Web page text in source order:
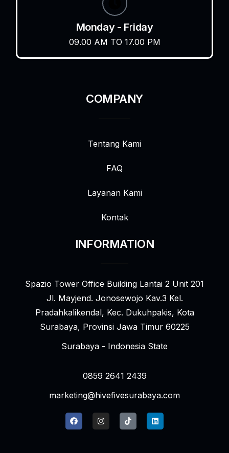
Monday - Friday
09.00 AM TO 17.00 PM
COMPANY
Tentang Kami
FAQ
Layanan Kami
Kontak
INFORMATION
Spazio Tower Office Building Lantai 2 Unit 201
Jl. Mayjend. Jonosewojo Kav.3 Kel.
Pradahkalikendal, Kec. Dukuhpakis, Kota
Surabaya, Provinsi Jawa Timur 60225
Surabaya - Indonesia State
0859 2641 2439
marketing@hivefivesurabaya.com